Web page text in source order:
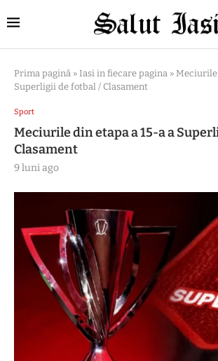
Prima pagină » Iasi in fiecare pagina » Meciurile
Superligii de fotbal / Clasament
Sport
Meciurile din etapa a 15-a a
Clasament
9 luni ago